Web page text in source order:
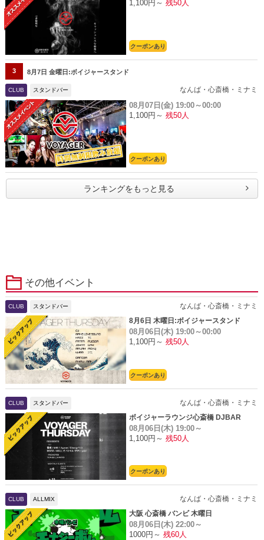
1,100円～ 残50人
クーポンあり
3 8月7日 金曜日:ボイジャースタンド
CLUB スタンドバー なんば・心斎橋・ミナミ
08月07日(金) 19:00～00:00
1,100円～ 残50人
クーポンあり
ランキングをもっと見る
その他イベント
CLUB スタンドバー
なんば・心斎橋・ミナミ
8月6日 木曜日:ボイジャースタンド
08月06日(木) 19:00～00:00
1,100円～ 残50人
クーポンあり
CLUB スタンドバー
なんば・心斎橋・ミナミ
ボイジャーラウンジ心斎橋 DJBAR
08月06日(木) 19:00～
1,100円～ 残50人
クーポンあり
CLUB ALLMIX
なんば・心斎橋・ミナミ
大阪 心斎橋 バンビ 木曜日
08月06日(木) 22:00～
1000円～ 残60人